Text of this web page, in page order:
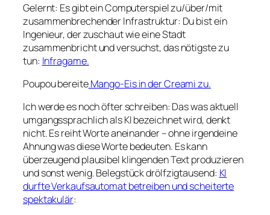
Gelernt: Es gibt ein Computerspiel zu/über/mit
zusammenbrechender Infrastruktur: Du bist ein
Ingenieur, der zuschaut wie eine Stadt
zusammenbricht und versuchst, das nötigste zu
tun: Infragame.
Poupou bereiteMango-Eis in der Creami zu.
Ich werde es noch öfter schreiben: Das was aktuell
umgangssprachlich als KI bezeichnet wird, denkt
nicht. Es reiht Worte aneinander – ohne irgendeine
Ahnung was diese Worte bedeuten. Es kann
überzeugend plausibel klingenden Text produzieren
und sonst wenig. Belegstück drölfzigtausend: KI
durfte Verkaufsautomat betreiben und scheiterte
spektakulär: